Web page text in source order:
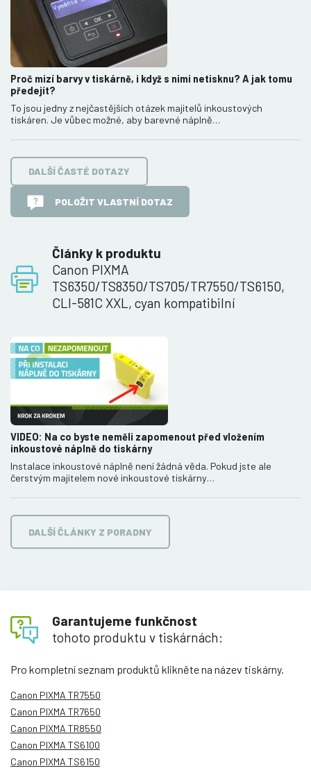
Články k produktu
Canon PIXMA
TS6350/TS8350/TS705/TR7550/TS6150,
CLI-581C XXL, cyan kompatibilní
Proč mizí barvy v tiskárně, i když s nimi netisknu? A jak tomu
předejít?
To jsou jedny z nejčastějších otázek majitelů inkoustových
tiskáren. Je vůbec možné, aby barevné náplně…
DALŠÍ ČASTÉ DOTAZY
POLOŽIT VLASTNÍ DOTAZ
VIDEO: Na co byste neměli zapomenout před vložením
inkoustové náplně do tiskárny
Instalace inkoustové náplně není žádná věda. Pokud jste ale
čerstvým majitelem nové inkoustové tiskárny…
DALŠÍ ČLÁNKY Z PORADNY
Garantujeme funkčnost
tohoto produktu v tiskárnách:
Pro kompletní seznam produktů klikněte na název tiskárny.
Canon PIXMA TR7550
Canon PIXMA TR7650
Canon PIXMA TR8550
Canon PIXMA TS6100
Canon PIXMA TS6150